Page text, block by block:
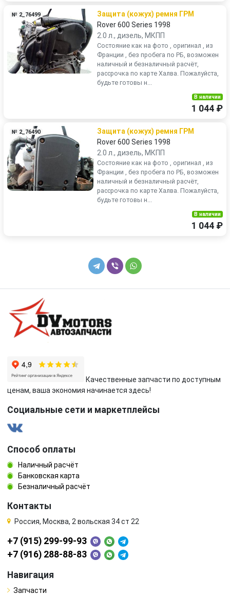
№ 2_76499
Защита (кожух) ремня ГРМ
Rover 600 Series 1998
2.0 л., дизель, МКПП
Состояние как на фото , оригинал , из
Франции , без пробега по РБ, возможен
наличный и безналичный расчёт,
рассрочка по карте Халва. Пожалуйста,
будьте готовы н...
В наличии
1 044 ₽
№ 2_76490
Защита (кожух) ремня ГРМ
Rover 600 Series 1998
2.0 л., дизель, МКПП
Состояние как на фото , оригинал , из
Франции , без пробега по РБ, возможен
наличный и безналичный расчёт,
рассрочка по карте Халва. Пожалуйста,
будьте готовы н...
В наличии
1 044 ₽
Качественные запчасти по доступным
ценам, ваша экономия начинается здесь!
Социальные сети и маркетплейсы
Способ оплаты
Наличный расчёт
Банковская карта
Безналичный расчёт
Контакты
Россия, Москва, 2 вольская 34 ст 22
+7 (915) 299-99-93
+7 (916) 288-88-83
Навигация
Запчасти